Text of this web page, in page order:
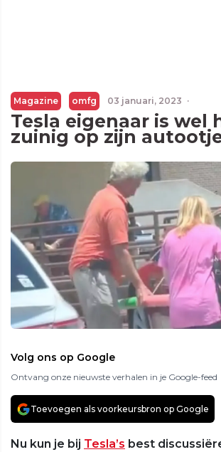
Magazine omfg 03 januari, 2023 ·
Tesla eigenaar is wel
zuinig op zijn
Volg ons op Google
Ontvang onze nieuwste verhalen in je Google-feed
Toevoegen als voorkeursbron op Google
Nu kun je bij Tesla’s best